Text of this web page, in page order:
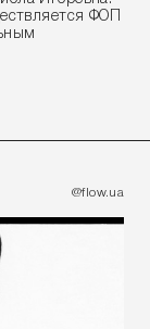
ФОП
@flow.ua